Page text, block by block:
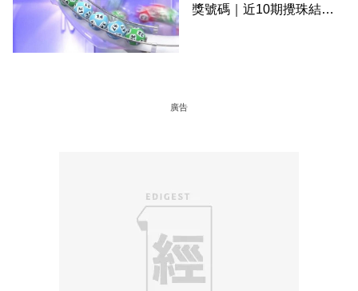
獎號碼｜近10期攪珠結果
廣告